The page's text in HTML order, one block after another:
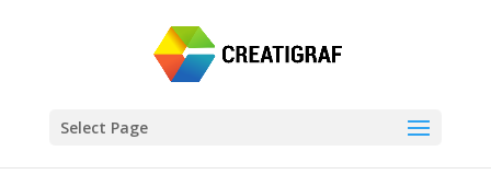
Select Page